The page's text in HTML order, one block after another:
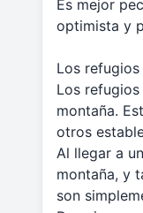
Es mejor
optimista y
Los refugios
Los
montaña.
otros
Al llegar a
montaña, y
son